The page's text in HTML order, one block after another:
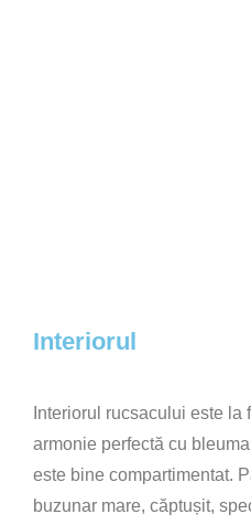
Interiorul
Interiorul rucsacului este la
armonie perfectă cu
este bine compartimentat.
buzunar mare, căptușit,